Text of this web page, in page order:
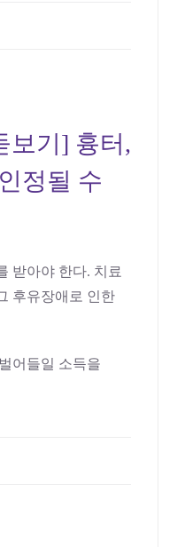
까
보기] 흉터,
정될 수
받아야 한다. 치료
후유장애로 인한
어들일 소득을